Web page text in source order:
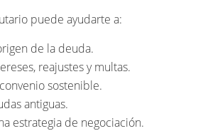
puede ayudarte a:
de la deuda.
reajustes y multas.
sostenible.
antiguas.
estrategia de negociación.